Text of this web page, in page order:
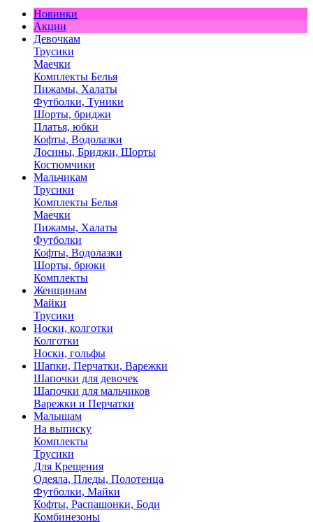
Новинки
Акции
Девочкам
Трусики
Маечки
Комплекты Белья
Пижамы, Халаты
Футболки, Туники
Шорты, бриджи
Платья, юбки
Кофты, Водолазки
Лосины, Бриджи, Шорты
Костюмчики
Мальчикам
Трусики
Комплекты Белья
Маечки
Пижамы, Халаты
Футболки
Кофты, Водолазки
Шорты, брюки
Комплекты
Женщинам
Майки
Трусики
Носки, колготки
Колготки
Носки, гольфы
Шапки, Перчатки, Варежки
Шапочки для девочек
Шапочки для мальчиков
Варежки и Перчатки
Малышам
На выписку
Комплекты
Трусики
Для Крещения
Одеяла, Пледы, Полотенца
Футболки, Майки
Кофты, Распашонки, Боди
Комбинезоны